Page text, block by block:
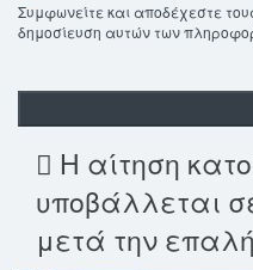
Συμφωνείτε και αποδέχεστε
δημοσίευση αυτών των
Η αίτηση
υποβάλλεται
μετά την